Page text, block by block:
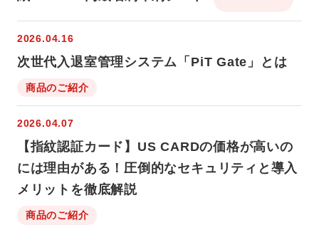
2026.04.16
次世代入退室管理システム「PiT Gate」とは
商品のご紹介
2026.04.07
【指紋認証カード】US CARDの価格が高いの
には理由がある！圧倒的なセキュリティと導入
メリットを徹底解説
商品のご紹介